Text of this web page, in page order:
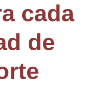
cada
de